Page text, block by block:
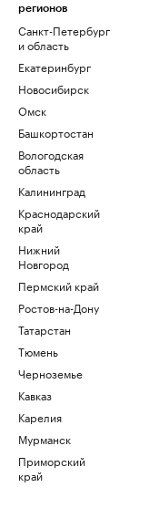
регионов
Санкт-Петербург
и область
Екатеринбург
Новосибирск
Омск
Башкортостан
Вологодская
область
Калининград
Краснодарский
край
Нижний
Новгород
Пермский край
Ростов-на-Дону
Татарстан
Тюмень
Черноземье
Кавказ
Карелия
Мурманск
Приморский
край